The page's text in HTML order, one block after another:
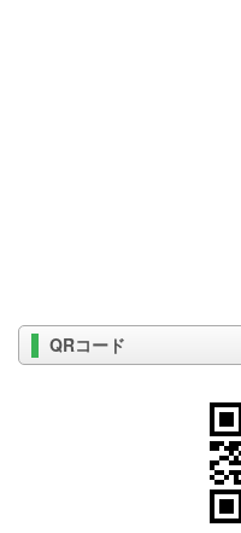
QRコード